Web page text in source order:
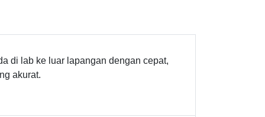
di lab ke luar lapangan dengan cepat,
akurat.